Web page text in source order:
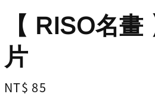
【 RISO名
片
Regular
NT$ 85